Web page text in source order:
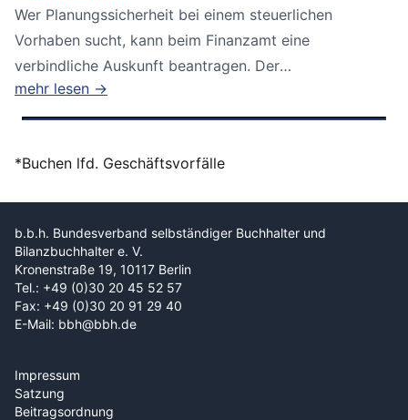
Wer Planungssicherheit bei einem steuerlichen
Vorhaben sucht, kann beim Finanzamt eine
verbindliche Auskunft beantragen. Der
Bundesfinanzhof...
mehr lesen →
*Buchen lfd. Geschäftsvorfälle
b.b.h. Bundesverband selbständiger Buchhalter und
Bilanzbuchhalter e. V.
Kronenstraße 19, 10117 Berlin
Tel.: +49 (0)30 20 45 52 57
Fax: +49 (0)30 20 91 29 40
E-Mail: bbh@bbh.de
Impressum
Satzung
Beitragsordnung